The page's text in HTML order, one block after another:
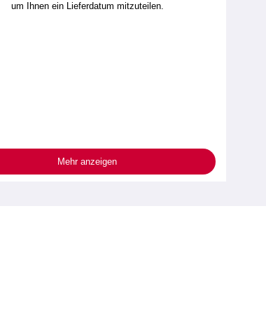
um Ihnen ein Lieferdatum mitzuteilen.
Mehr anzeigen